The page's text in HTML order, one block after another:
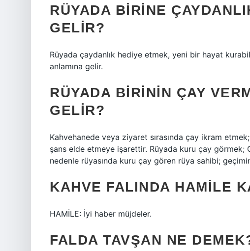
RÜYADA BIRINE
GELIR?
Rüyada çaydanlık hediye etmek, yeni bir hayat
anlamına gelir.
RÜYADA BIRININ ÇAY
GELIR?
Kahvehanede veya ziyaret sırasında çay ikram
şans elde etmeye işarettir. Rüyada kuru çay görmek;
nedenle rüyasında kuru çay gören rüya sahibi;
KAHVE FALINDA HAMILE
HAMİLE: İyi haber müjdeler.
FALDA TAVŞAN NE